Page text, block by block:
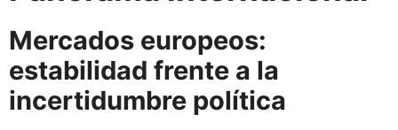
Mercados europeos:
estabilidad frente a la
incertidumbre política